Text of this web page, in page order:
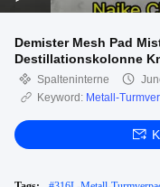
Demister Mesh Pad
Destillationskolonne
Spalteninterne
Keyword: Metall-